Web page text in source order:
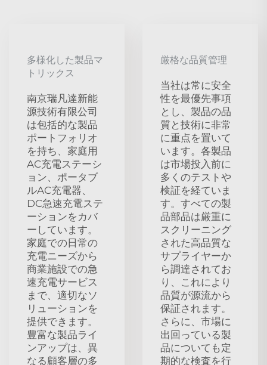
多様化した製品マ
トリックス
南京瑞凡達新能
源技術有限公司
は包括的な製品
ポートフォリオ
を持ち、家庭用
AC充電ステーシ
ョン、ポータブ
ルAC充電器、
DC急速充電ステ
ーションをカバ
ーしています。
家庭での日常の
充電ニーズから
商業施設での急
速充電サービス
まで、適切なソ
リューションを
提供できます。
豊富な製品ライ
ンアップは、異
なる顧客層の多
厳格な品質管理
当社は常に安全
性を最優先事項
とし、製品の品
質と技術に非常
に重点を置いて
います。各製品
は市場投入前に
多くのテストや
検証を経ていま
す。すべての製
品部品は厳重に
スクリーニング
された高品質な
サプライヤーか
ら調達されてお
り、これにより
品質が源流から
保証されます。
さらに、市場に
出回っている製
品についても定
期的な検査を行